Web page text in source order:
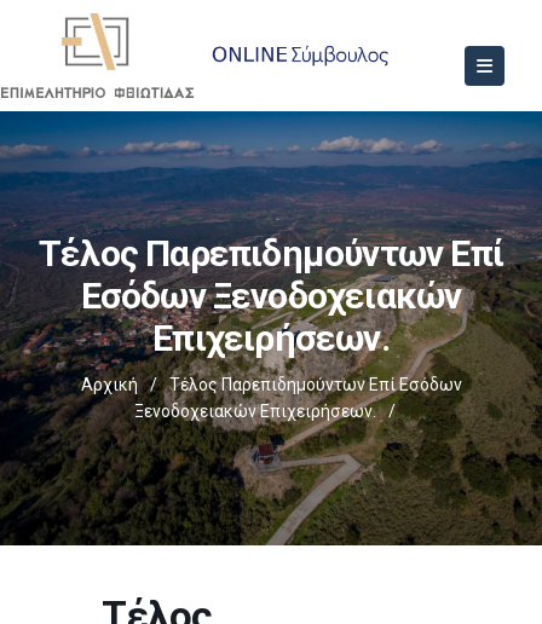
Τέλος Παρεπιδημούντων Επί
Εσόδων Ξενοδοχειακών
Επιχειρήσεων.
Αρχική /
Τέλος Παρεπιδημούντων Επί Εσόδων
Ξενοδοχειακών Επιχειρήσεων.
/